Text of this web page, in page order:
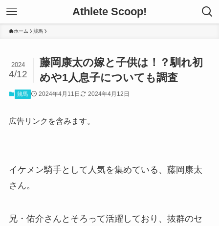
Athlete Scoop!
ホーム 競馬
藤岡康太の嫁と子供は！？馴れ初
めや1人息子についても調査
2024
4/12
競馬 2024年4月11日 2024年4月12日
広告リンクを含みます。
イケメン騎手として人気を集めている、藤岡康太
さん。
兄・佑介さんとそろって活躍しており、抜群のセ